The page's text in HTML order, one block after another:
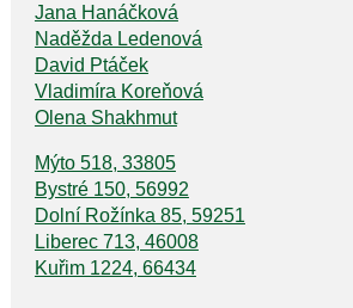
Jana Hanáčková
Naděžda Ledenová
David Ptáček
Vladimíra Koreňová
Olena Shakhmut
Mýto 518, 33805
Bystré 150, 56992
Dolní Rožínka 85, 59251
Liberec 713, 46008
Kuřim 1224, 66434